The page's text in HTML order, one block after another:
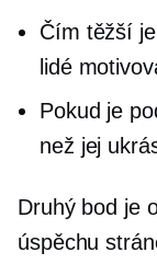
Čím těžší
lidé
Pokud je
než jej
Druhý bod je
úspěchu